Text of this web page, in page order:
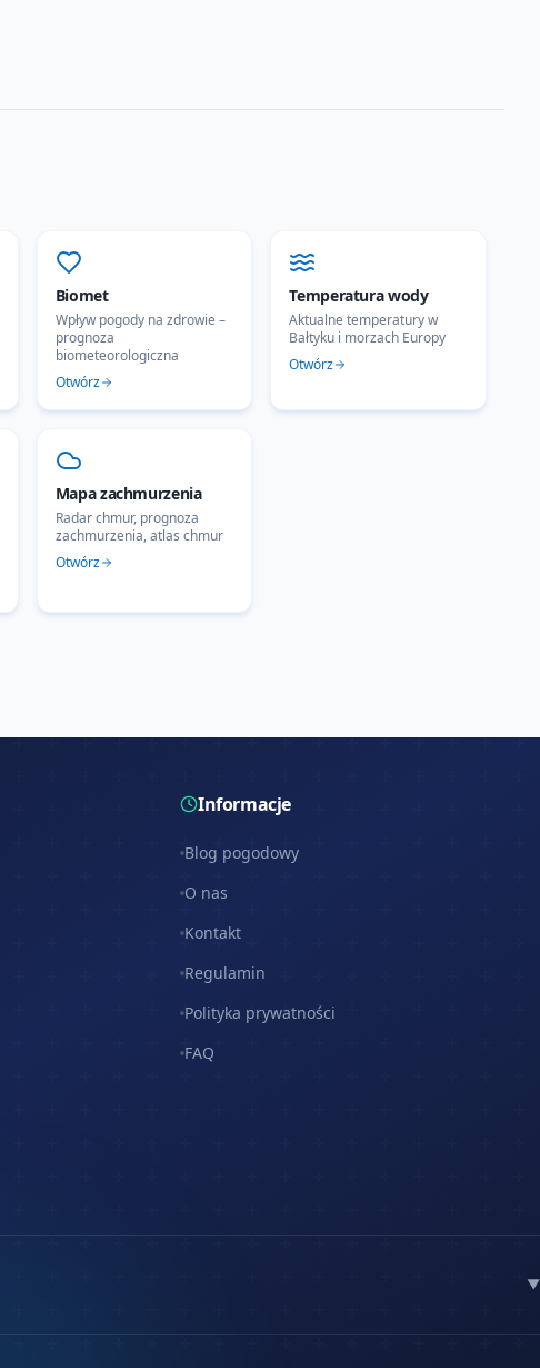
Biomet
Wpływ pogody na zdrowie –
prognoza
biometeorologiczna
Otwórz
Temperatura wody
Aktualne temperatury w
Bałtyku i morzach Europy
Otwórz
Mapa zachmurzenia
Radar chmur, prognoza
zachmurzenia, atlas chmur
Otwórz
Informacje
Blog pogodowy
O nas
Kontakt
Regulamin
Polityka prywatności
FAQ
▼